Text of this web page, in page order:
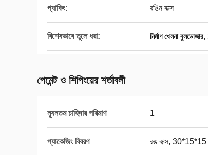
প্যাকিং: রঙিন বাক্স
বিশেষভাবে তুলে ধরা: নির্মাণ খেলনা বুলডোজার,
পেমেন্ট ও শিপিংয়ের শর্তাবলী
ন্যূনতম চাহিদার পরিমাণ 1
প্যাকেজিং বিবরণ রঙ বাক্স, 30*15*15